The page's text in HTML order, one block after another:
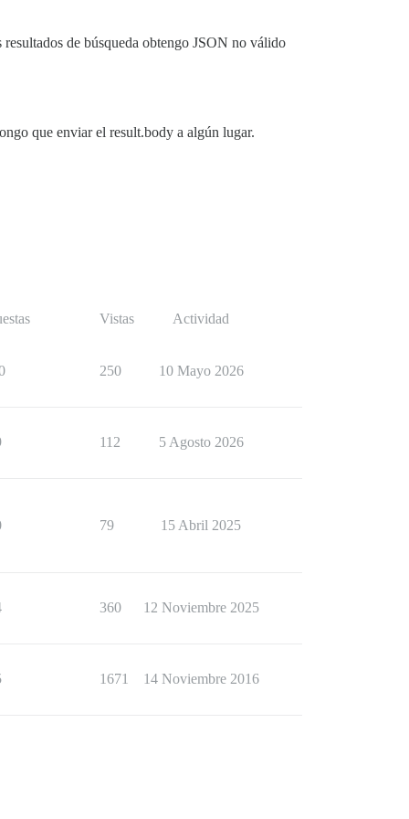
de búsqueda obtengo JSON no válido
que enviar el result.body a algún lugar.
Vistas Actividad
250 10 Mayo 2026
112 5 Agosto 2026
79 15 Abril 2025
360 12 Noviembre 2025
1671 14 Noviembre 2016